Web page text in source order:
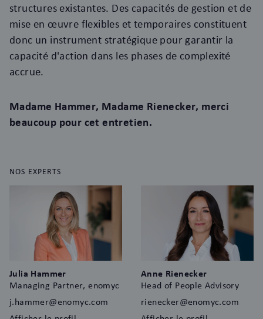
structures existantes. Des capacités de gestion et de
mise en œuvre flexibles et temporaires constituent
donc un instrument stratégique pour garantir la
capacité d'action dans les phases de complexité
accrue.
Madame Hammer, Madame Rienecker, merci
beaucoup pour cet entretien.
NOS EXPERTS
Julia Hammer
Managing Partner, enomyc
j.hammer@enomyc.com
Anne Rienecker
Head of People Advisory
rienecker@enomyc.com